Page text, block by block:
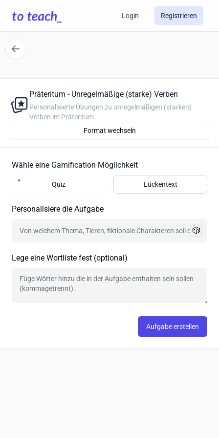
Login Registrieren
Präteritum - Unregelmäßige (starke) Verben
Personalisierte Übungen zu unregelmäßigen (starken)
Verben im Präteritum.
Format wechseln
Wähle eine Gamification Möglichkeit
Quiz Lückentext
Personalisiere die Aufgabe
🎲
Lege eine Wortliste fest (optional)
Aufgabe erstellen